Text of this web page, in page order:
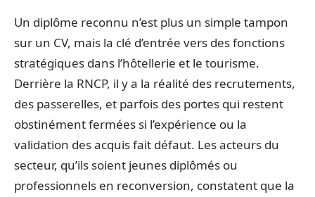
Un diplôme reconnu n’est plus un simple tampon
sur un CV, mais la clé d’entrée vers des fonctions
stratégiques dans l’hôtellerie et le tourisme.
Derrière la RNCP, il y a la réalité des recrutements,
des passerelles, et parfois des portes qui restent
obstinément fermées si l’expérience ou la
validation des acquis fait défaut. Les acteurs du
secteur, qu’ils soient jeunes diplômés ou
professionnels en reconversion, constatent que la